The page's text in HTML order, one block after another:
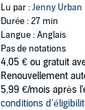
Lu par :Jenny Urban
Durée : 27 min
Langue : Anglais
Pas de notations
4,05 € ou gratuit
Renouvellement
5,99 €/mois après
conditions